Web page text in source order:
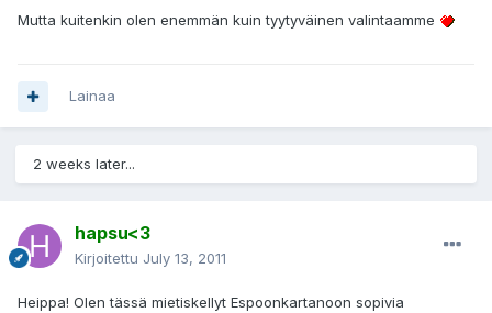
Mutta kuitenkin olen enemmän kuin tyytyväinen valintaamme
Lainaa
2 weeks later...
hapsu<3
Kirjoitettu July 13, 2011
Heippa! Olen tässä mietiskellyt Espoonkartanoon sopivia